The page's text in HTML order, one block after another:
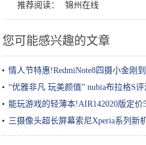
推荐阅读： 锦州在线
您可能感兴趣的文章
情人节特惠!RedmiNote8四摄小金刚
“优雅非凡 玩美颜值” nubia布拉格S评
能玩游戏的轻薄本!AIR142020版定价
三摄像头超长屏幕索尼Xperia系列新